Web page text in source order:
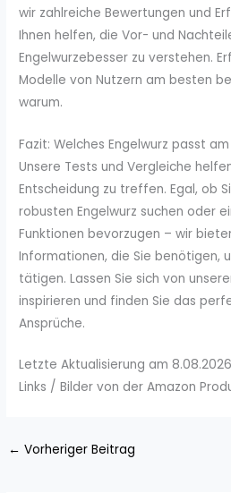
wir zahlreiche Bewertungen und
Ihnen helfen, die Vor- und
Engelwurzebesser zu verstehen.
Modelle von Nutzern am besten
warum.
Fazit: Welches Engelwurz passt
Unsere Tests und Vergleiche
Entscheidung zu treffen. Egal, ob
robusten Engelwurz suchen oder
Funktionen bevorzugen – wir
Informationen, die Sie benötigen,
tätigen. Lassen Sie sich von
inspirieren und finden Sie das
Ansprüche.
Letzte Aktualisierung am
Links / Bilder von der Amazon
← Vorheriger Beitrag